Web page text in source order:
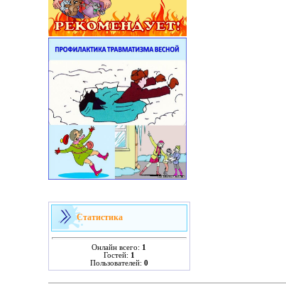
Статистика
Онлайн всего: 1
Гостей: 1
Пользователей: 0